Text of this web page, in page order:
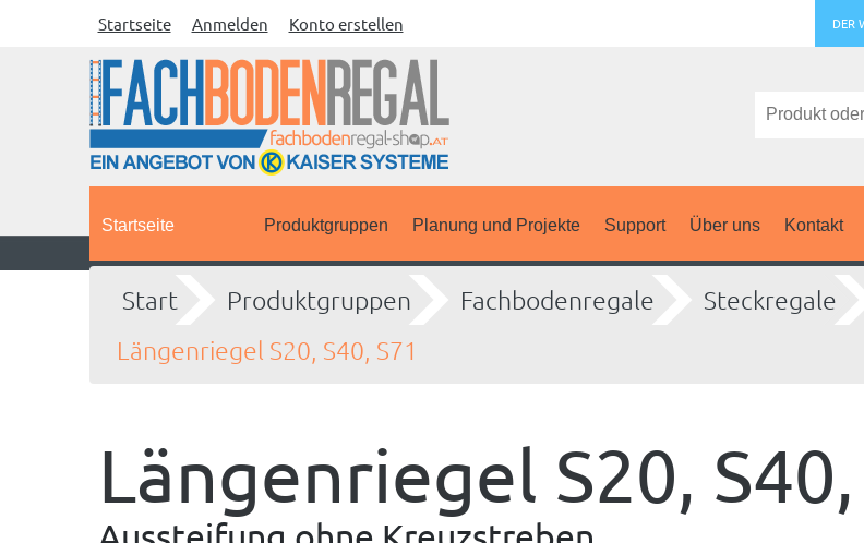
Startseite Anmelden Konto erstellen DER
Startseite Produktgruppen Planung und Projekte Support Über uns Kontakt
Start Produktgruppen Fachbodenregale Steckregale
Längenriegel S20, S40, S71
Längenriegel S20, S40,